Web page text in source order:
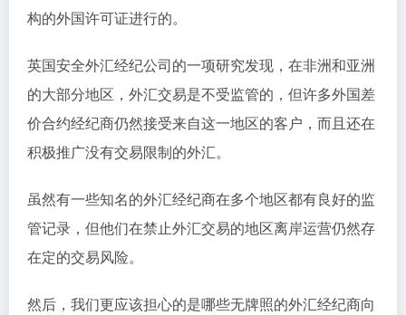
构的外国许可证进行的。
英国安全外汇经纪公司的一项研究发现，在非洲和亚洲
的大部分地区，外汇交易是不受监管的，但许多外国差
价合约经纪商仍然接受来自这一地区的客户，而且还在
积极推广没有交易限制的外汇。
虽然有一些知名的外汇经纪商在多个地区都有良好的监
管记录，但他们在禁止外汇交易的地区离岸运营仍然存
在定的交易风险。
然后，我们更应该担心的是哪些无牌照的外汇经纪商向